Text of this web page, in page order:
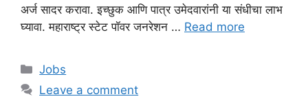
अर्ज सादर करावा. इच्छुक आणि पात्र उमेदवारांनी या संधीचा लाभ
घ्यावा. महाराष्ट्र स्टेट पॉवर जनरेशन … Read more
Categories
Jobs
Leave a comment